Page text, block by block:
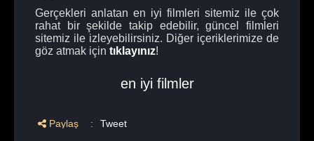
Gerçekleri anlatan en iyi filmleri sitemiz ile çok
rahat bir şekilde takip edebilir, güncel filmleri
sitemiz ile izleyebilirsiniz. Diğer içeriklerimize de
göz atmak için tıklayınız!
en iyi filmler
Paylaş : Tweet